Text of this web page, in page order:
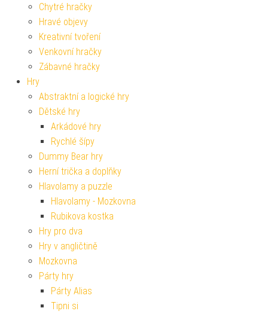
Chytré hračky
Hravé objevy
Kreativní tvoření
Venkovní hračky
Zábavné hračky
Hry
Abstraktní a logické hry
Dětské hry
Arkádové hry
Rychlé šípy
Dummy Bear hry
Herní trička a doplňky
Hlavolamy a puzzle
Hlavolamy - Mozkovna
Rubikova kostka
Hry pro dva
Hry v angličtině
Mozkovna
Párty hry
Párty Alias
Tipni si